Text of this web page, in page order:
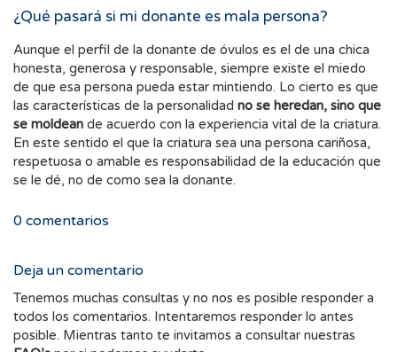
¿Qué pasará si mi donante es mala persona?
Aunque el perfil de la donante de óvulos es el de una chica
honesta, generosa y responsable, siempre existe el miedo
de que esa persona pueda estar mintiendo. Lo cierto es que
las características de la personalidad no se heredan, sino que
se moldean de acuerdo con la experiencia vital de la criatura.
En este sentido el que la criatura sea una persona cariñosa,
respetuosa o amable es responsabilidad de la educación que
se le dé, no de como sea la donante.
0 comentarios
Deja un comentario
Tenemos muchas consultas y no nos es posible responder a
todos los comentarios. Intentaremos responder lo antes
posible. Mientras tanto te invitamos a consultar nuestras